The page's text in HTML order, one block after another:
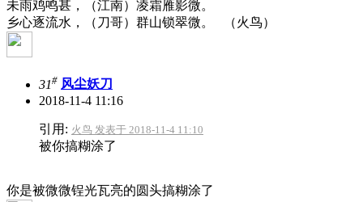
未雨鸡鸣甚，（江南）凌霜雁影微。
乡心逐流水，（刀哥）群山锁翠微。 （火鸟）
31# 风尘妖刀
2018-11-4 11:16
引用: 火鸟 发表于 2018-11-4 11:10
被你搞糊涂了
你是被微微锃光瓦亮的圆头搞糊涂了